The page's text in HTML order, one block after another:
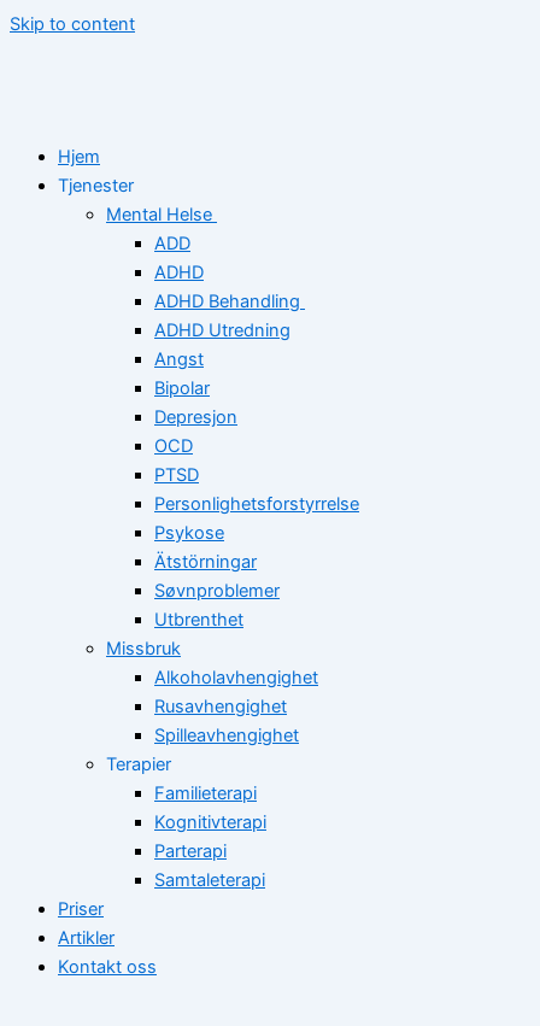
Skip to content
Hjem
Tjenester
Mental Helse
ADD
ADHD
ADHD Behandling
ADHD Utredning
Angst
Bipolar
Depresjon
OCD
PTSD
Personlighetsforstyrrelse
Psykose
Ätstörningar
Søvnproblemer
Utbrenthet
Missbruk
Alkoholavhengighet
Rusavhengighet
Spilleavhengighet
Terapier
Familieterapi
Kognitivterapi
Parterapi
Samtaleterapi
Priser
Artikler
Kontakt oss